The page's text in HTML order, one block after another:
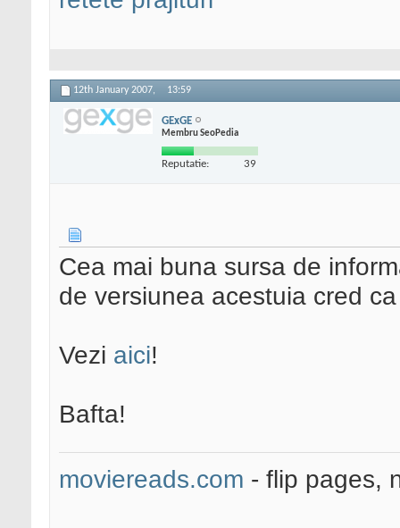
12th January 2007, 13:59
GExGE
Membru SeoPedia
Reputatie: 39
Cea mai buna sursa de
de versiunea acestuia cred
Vezi aici!
Bafta!
moviereads.com - flip pages,